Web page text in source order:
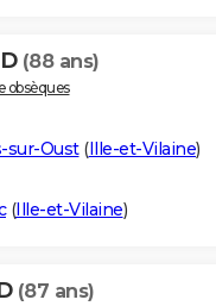
(88 ans)
obsèques
sur-Oust(Ille-et-Vilaine)
(Ille-et-Vilaine)
(87 ans)